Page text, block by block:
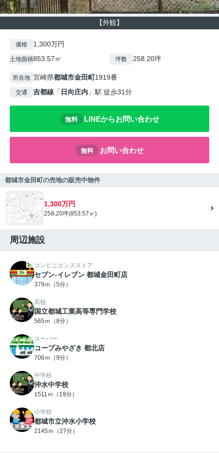
【外観】
価格 1,300万円
土地面積853.57㎡ 坪数 258.20坪
所在地 宮崎県都城市金田町1919番
交通 吉都線 「 日向庄内 」駅 徒歩31分
無料 LINEからお問い合わせ
無料 お問い合わせ
都城市金田町の売地の販売中物件
1,300万円
258.20坪(853.57㎡)
周辺施設
コンビニエンスストア
セブン‐イレブン 都城金田町店
379ｍ（5分）
高校
国立都城工業高等専門学校
565ｍ（8分）
スーパー
コープみやざき 都北店
706ｍ（9分）
中学校
沖水中学校
1511ｍ（19分）
小学校
都城市立沖水小学校
2145ｍ（27分）